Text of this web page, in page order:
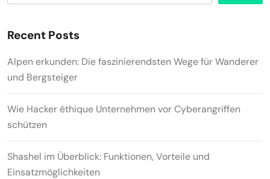
Recent Posts
Alpen erkunden: Die faszinierendsten Wege für Wanderer
und Bergsteiger
Wie Hacker éthique Unternehmen vor Cyberangriffen
schützen
Shashel im Überblick: Funktionen, Vorteile und
Einsatzmöglichkeiten